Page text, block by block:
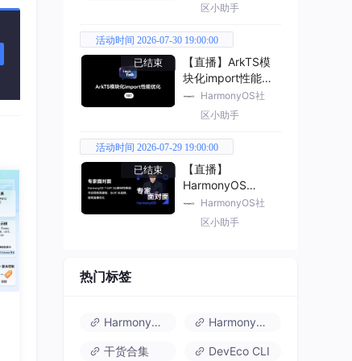
区小助手
活动时间 2026-07-30 19:00:00
已结束
【直播】ArkTS模
块化import性能优
化 HarmonyOS社
区小助手
活动时间 2026-07-29 19:00:00
已结束
【直播】
HarmonyOS
7（API 26） 新特
性解读
HarmonyOS社
区小助手
热门标签
HarmonyOS 6 HarmonyOS 7.0
干货合集 DevEco CLI